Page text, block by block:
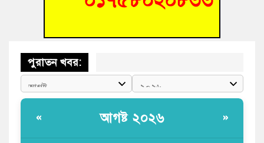
পুরাতন খবর:
« আগষ্ট ২০২৬ »